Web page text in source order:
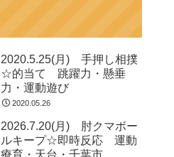
2020.5.25(月) 手押し相撲
☆的当て 跳躍力・懸垂
力・運動遊び
2020.05.26
2026.7.20(月) 肘クマボー
ルキープ☆即時反応 運動